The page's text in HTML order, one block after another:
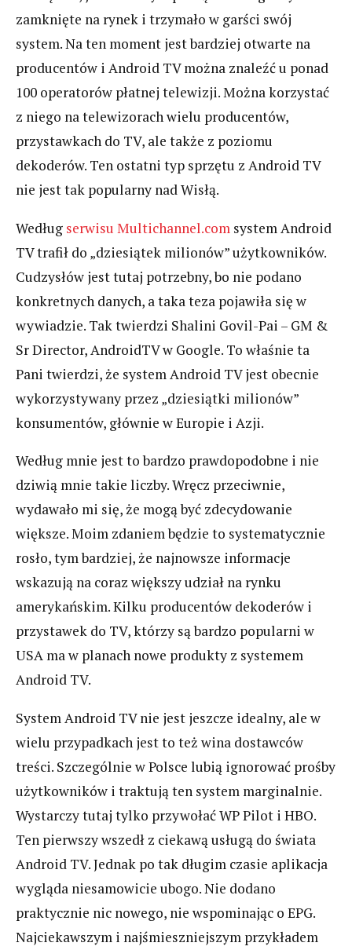
zamknięte na rynek i trzymało w garści swój
system. Na ten moment jest bardziej otwarte na
producentów i Android TV można znaleźć u ponad
100 operatorów płatnej telewizji. Można korzystać
z niego na telewizorach wielu producentów,
przystawkach do TV, ale także z poziomu
dekoderów. Ten ostatni typ sprzętu z Android TV
nie jest tak popularny nad Wisłą.
Według serwisu Multichannel.com system Android
TV trafił do „dziesiątek milionów” użytkowników.
Cudzysłów jest tutaj potrzebny, bo nie podano
konkretnych danych, a taka teza pojawiła się w
wywiadzie. Tak twierdzi Shalini Govil-Pai – GM &
Sr Director, AndroidTV w Google. To właśnie ta
Pani twierdzi, że system Android TV jest obecnie
wykorzystywany przez „dziesiątki milionów”
konsumentów, głównie w Europie i Azji.
Według mnie jest to bardzo prawdopodobne i nie
dziwią mnie takie liczby. Wręcz przeciwnie,
wydawało mi się, że mogą być zdecydowanie
większe. Moim zdaniem będzie to systematycznie
rosło, tym bardziej, że najnowsze informacje
wskazują na coraz większy udział na rynku
amerykańskim. Kilku producentów dekoderów i
przystawek do TV, którzy są bardzo popularni w
USA ma w planach nowe produkty z systemem
Android TV.
System Android TV nie jest jeszcze idealny, ale w
wielu przypadkach jest to też wina dostawców
treści. Szczególnie w Polsce lubią ignorować prośby
użytkowników i traktują ten system marginalnie.
Wystarczy tutaj tylko przywołać WP Pilot i HBO.
Ten pierwszy wszedł z ciekawą usługą do świata
Android TV. Jednak po tak długim czasie aplikacja
wygląda niesamowicie ubogo. Nie dodano
praktycznie nic nowego, nie wspominając o EPG.
Najciekawszym i najśmieszniejszym przykładem